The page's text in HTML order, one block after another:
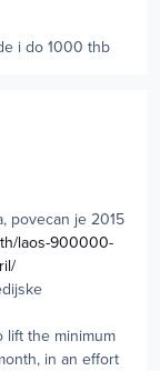
i do 1000 thb
povecan je 2015
laos-900000-
lift the minimum
in an effort